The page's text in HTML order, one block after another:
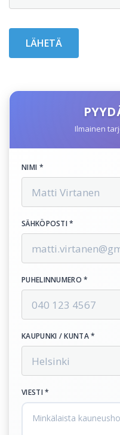
Ilmainen
NIMI *
SÄHKÖPOSTI *
PUHELINNUMERO *
KAUPUNKI / KUNTA *
VIESTI *